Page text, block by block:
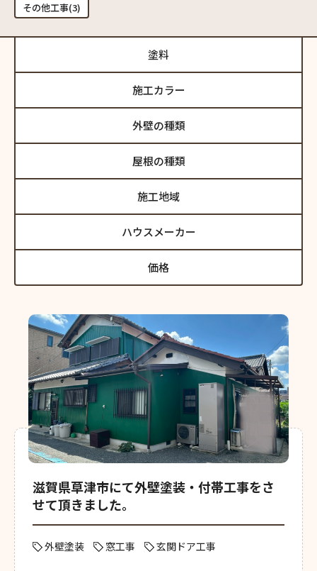
その他工事(3)
塗料
施工カラー
外壁の種類
屋根の種類
施工地域
ハウスメーカー
価格
滋賀県草津市にて外壁塗装・付帯工事をさ
せて頂きました。
外壁塗装 窓工事 玄関ドア工事